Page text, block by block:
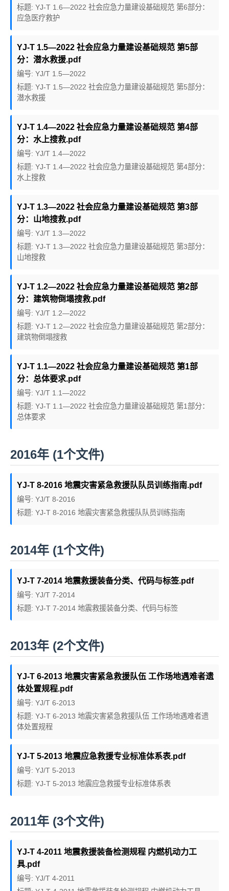
标题: YJ-T 1.6—2022 社会应急力量建设基础规范 第6部分：
应急医疗救护
YJ-T 1.5—2022 社会应急力量建设基础规范 第5部
分：潜水救援.pdf
编号: YJ/T 1.5—2022
标题: YJ-T 1.5—2022 社会应急力量建设基础规范 第5部分：
潜水救援
YJ-T 1.4—2022 社会应急力量建设基础规范 第4部
分：水上搜救.pdf
编号: YJ/T 1.4—2022
标题: YJ-T 1.4—2022 社会应急力量建设基础规范 第4部分：
水上搜救
YJ-T 1.3—2022 社会应急力量建设基础规范 第3部
分：山地搜救.pdf
编号: YJ/T 1.3—2022
标题: YJ-T 1.3—2022 社会应急力量建设基础规范 第3部分：
山地搜救
YJ-T 1.2—2022 社会应急力量建设基础规范 第2部
分：建筑物倒塌搜救.pdf
编号: YJ/T 1.2—2022
标题: YJ-T 1.2—2022 社会应急力量建设基础规范 第2部分：
建筑物倒塌搜救
YJ-T 1.1—2022 社会应急力量建设基础规范 第1部
分：总体要求.pdf
编号: YJ/T 1.1—2022
标题: YJ-T 1.1—2022 社会应急力量建设基础规范 第1部分：
总体要求
2016年 (1个文件)
YJ-T 8-2016 地震灾害紧急救援队队员训练指南.pdf
编号: YJ/T 8-2016
标题: YJ-T 8-2016 地震灾害紧急救援队队员训练指南
2014年 (1个文件)
YJ-T 7-2014 地震救援装备分类、代码与标签.pdf
编号: YJ/T 7-2014
标题: YJ-T 7-2014 地震救援装备分类、代码与标签
2013年 (2个文件)
YJ-T 6-2013 地震灾害紧急救援队伍 工作场地遇难者遗
体处置规程.pdf
编号: YJ/T 6-2013
标题: YJ-T 6-2013 地震灾害紧急救援队伍 工作场地遇难者遗
体处置规程
YJ-T 5-2013 地震应急救援专业标准体系表.pdf
编号: YJ/T 5-2013
标题: YJ-T 5-2013 地震应急救援专业标准体系表
2011年 (3个文件)
YJ-T 4-2011 地震救援装备检测规程 内燃机动力工
具.pdf
编号: YJ/T 4-2011